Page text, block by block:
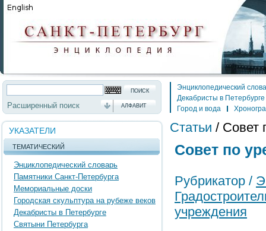
Расширенный поиск АЛФАВИТ
УКАЗАТЕЛИ
ТЕМАТИЧЕСКИЙ
Энциклопедический словарь
Памятники Санкт-Петербурга
Мемориальные доски
Городская скульптура на рубеже веков
Декабристы в Петербурге
Святыни Петербурга
Энциклопедический
Декабристы в Петербурге
Город и вода
Статьи / Совет
Совет по
Рубрикатор /
учреждения